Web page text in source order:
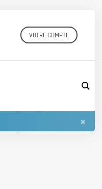
VOTRE COMPTE
×